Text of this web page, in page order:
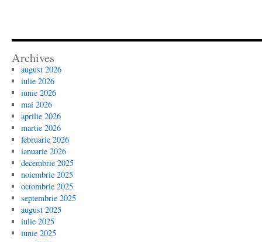
Archives
august 2026
iulie 2026
iunie 2026
mai 2026
aprilie 2026
martie 2026
februarie 2026
ianuarie 2026
decembrie 2025
noiembrie 2025
octombrie 2025
septembrie 2025
august 2025
iulie 2025
iunie 2025